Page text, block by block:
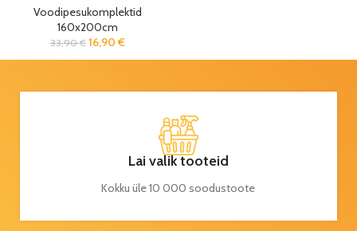
Voodipesukomplektid
160x200cm
33,90€ 16,90 €
Lai valik tooteid
Kokku üle 10 000 soodustoote